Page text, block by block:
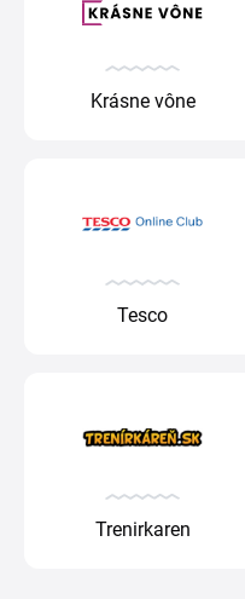
Krásne vône
Tesco
Trenirkaren